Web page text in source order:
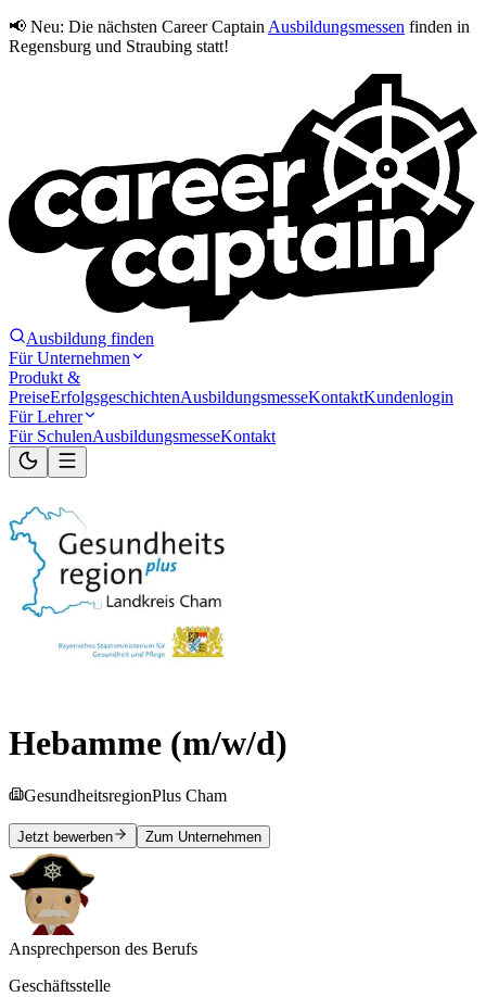
📢 Neu: Die nächsten Career Captain Ausbildungsmessen finden in
Regensburg und Straubing statt!
Ausbildung finden
Für Unternehmen
Produkt &
PreiseErfolgsgeschichtenAusbildungsmesseKontaktKundenlogin
Für Lehrer
Für SchulenAusbildungsmesseKontakt
Hebamme (m/w/d)
GesundheitsregionPlus Cham
Jetzt bewerben Zum Unternehmen
Ansprechperson des Berufs
Geschäftsstelle